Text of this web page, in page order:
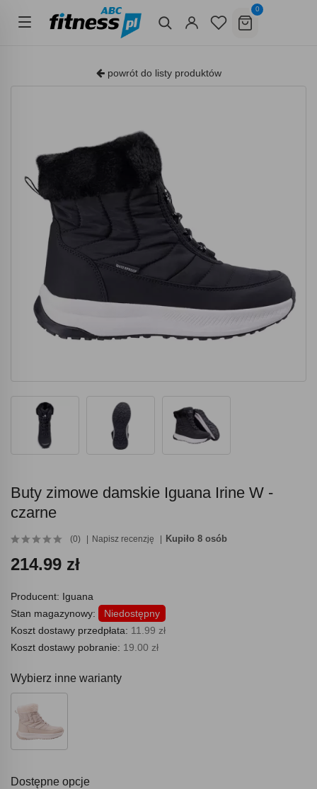
0
powrót do listy produktów
Buty zimowe damskie Iguana Irine W -
czarne
(0) Napisz recenzję Kupiło 8 osób
214.99 zł
Producent: Iguana
Stan magazynowy:
Niedostępny
Koszt dostawy przedpłata: 11.99 zł
Koszt dostawy pobranie: 19.00 zł
Wybierz inne warianty
Dostępne opcje